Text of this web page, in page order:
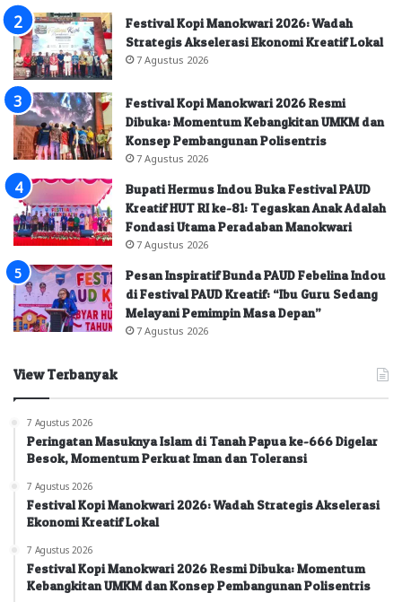
Festival Kopi Manokwari 2026: Wadah
Strategis Akselerasi Ekonomi Kreatif Lokal
7 Agustus 2026
Festival Kopi Manokwari 2026 Resmi
Dibuka: Momentum Kebangkitan UMKM dan
Konsep Pembangunan Polisentris
7 Agustus 2026
Bupati Hermus Indou Buka Festival PAUD
Kreatif HUT RI ke-81: Tegaskan Anak Adalah
Fondasi Utama Peradaban Manokwari
7 Agustus 2026
Pesan Inspiratif Bunda PAUD Febelina Indou
di Festival PAUD Kreatif: “Ibu Guru Sedang
Melayani Pemimpin Masa Depan”
7 Agustus 2026
View Terbanyak
7 Agustus 2026
Peringatan Masuknya Islam di Tanah Papua ke-666 Digelar
Besok, Momentum Perkuat Iman dan Toleransi
7 Agustus 2026
Festival Kopi Manokwari 2026: Wadah Strategis Akselerasi
Ekonomi Kreatif Lokal
7 Agustus 2026
Festival Kopi Manokwari 2026 Resmi Dibuka: Momentum
Kebangkitan UMKM dan Konsep Pembangunan Polisentris